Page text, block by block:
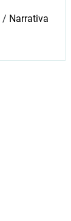
/ Narrativa